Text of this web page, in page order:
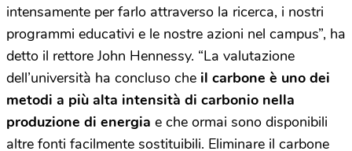
intensamente per farlo attraverso la ricerca, i nostri
programmi educativi e le nostre azioni nel campus”, ha
detto il rettore John Hennessy. “La valutazione
dell’università ha concluso che il carbone è uno dei
metodi a più alta intensità di carbonio nella
produzione di energia e che ormai sono disponibili
altre fonti facilmente sostituibili. Eliminare il carbone